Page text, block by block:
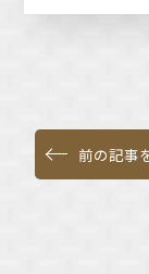
前の記事